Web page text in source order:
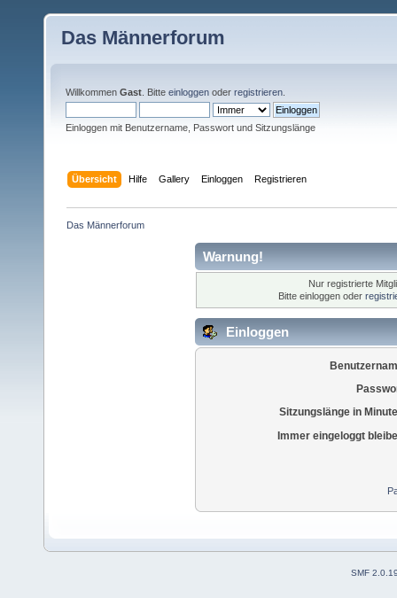
Das Männerforum
Willkommen Gast . Bitte einloggen oder registrieren
Einloggen mit Benutzername, Passwort und Sitzungslänge
Übersicht Hilfe Gallery Einloggen Registrieren
Das Männerforum
Warnung!
Nur registrierte
Bitte einloggen oder
Einloggen
Sitzungslänge in
Immer eingeloggt
SMF